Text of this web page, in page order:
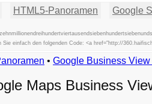
HTML5-Panoramen Google
einfach den folgenden Code: <a href="http://
• Google Business
Maps Business